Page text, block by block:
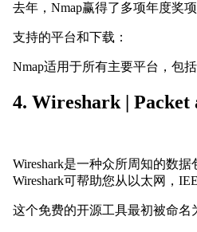
去年，Nmap赢得了多项年度奖
支持的平台和下载：
Nmap适用于所有主要平台，包
4. Wireshark | Packet
Wireshark是一种众所周知的数
Wireshark可帮助您从以太网，
这个免费的开源工具最初被命名